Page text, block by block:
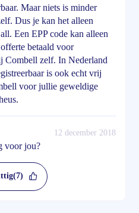
Maar niets is minder
Dus je kan het alleen
Een EPP code kan alleen
betaald voor
Combell zelf. In Nederland
is ook echt vrij
voor jullie geweldige
12 december 2018
voor jou?
(7)